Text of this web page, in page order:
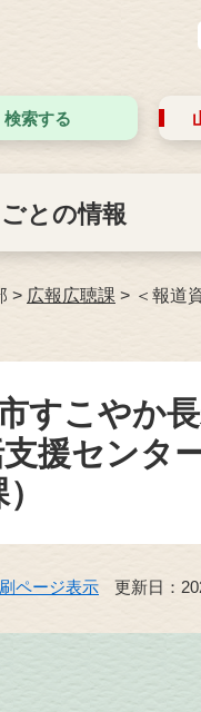
検索する
との情報
> 広報広聴課 > ＜報道
すこやか
援センタ
ページ表示 更新日：